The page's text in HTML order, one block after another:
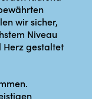
wir sicher,
Niveau
gestaltet